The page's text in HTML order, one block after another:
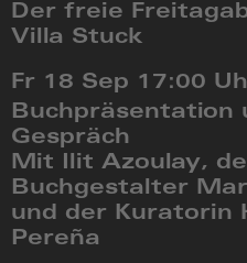
Der freie
Villa Stuck
Sep
4
2026,
18:09
Fr 18 Sep 17:00
Buchpräsentation
Gespräch
Mit Ilit Azoulay,
Buchgestalter
und der Kuratorin
Pereña